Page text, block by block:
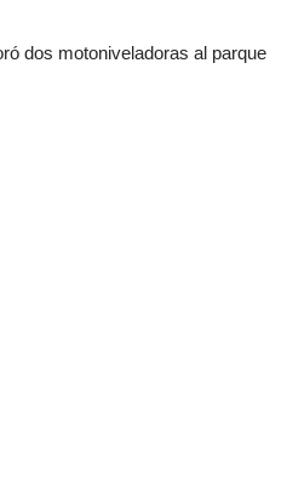
dos motoniveladoras al parque